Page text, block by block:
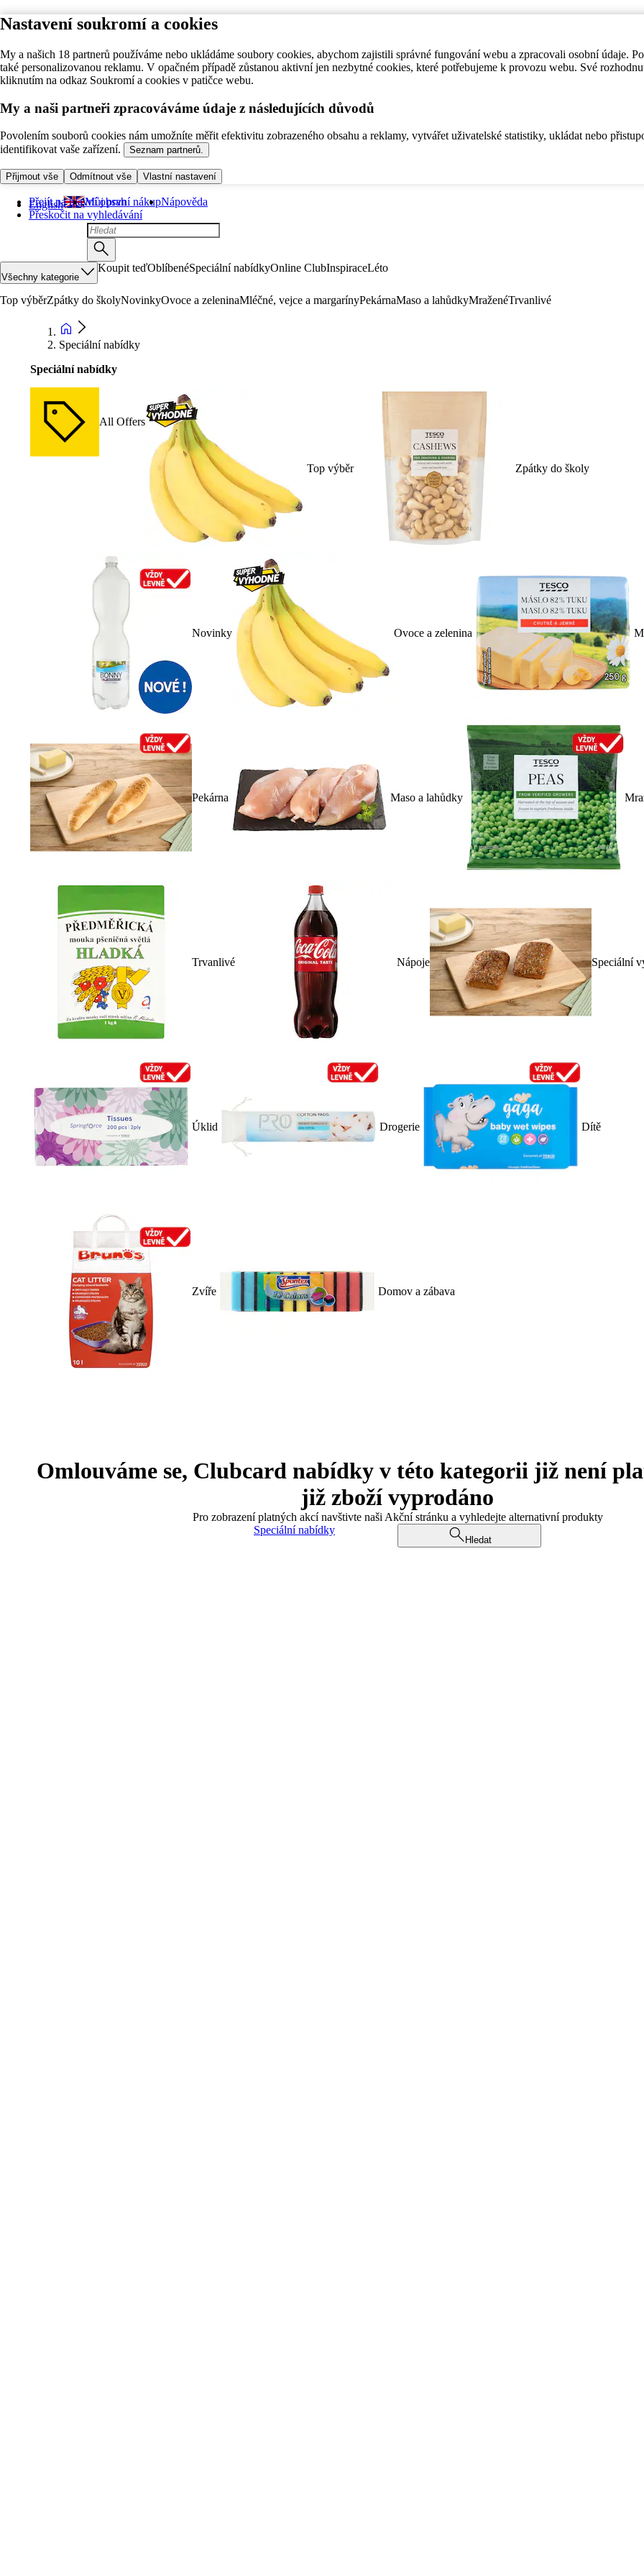
Nastavení soukromí a cookies
My a našich 18 partnerů používáme nebo ukládáme soubory cookies, abychom zajistili správné fungování webu a zpracovali osobní údaje.
také personalizovanou reklamu. V opačném případě zůstanou aktivní jen nezbytné cookies, které potřebujeme k provozu webu. Své
kliknutím na odkaz Soukromí a cookies v patičce webu.
My a naši partneři zpracováváme údaje z následujících důvodů
Povolením souborů cookies nám umožníte měřit efektivitu zobrazeného obsahu a reklamy, vytvářet uživatelské statistiky, ukládat nebo
identifikovat vaše zařízení.
Seznam partnerů.
Přijmout vše Odmítnout vše Vlastní nastavení
Přejít na hlavní obsah
Přeskočit na vyhledávání
English Můj první nákupNápověda
Všechny kategorie
Koupit teďOblíbenéSpeciální nabídkyOnline ClubInspiraceLéto
Top výběrZpátky do školyNovinkyOvoce a zeleninaMléčné, vejce a margarínyPekárnaMaso a lahůdkyMraženéTrvanlivé
Speciální nabídky
Speciální nabídky
All Offers
Top výběr Zpátky do školy
Novinky Ovoce a zelenina
Pekárna Maso a lahůdky
Trvanlivé Nápoje Speciální
Úklid Drogerie Dítě
Zvíře Domov a zábava
Omlouváme se, Clubcard nabídky v této kategorii již není
již zboží vyprodáno
Pro zobrazení platných akcí navštivte naši Akční stránku a vyhledejte alternativní produkty
Speciální nabídky
Hledat